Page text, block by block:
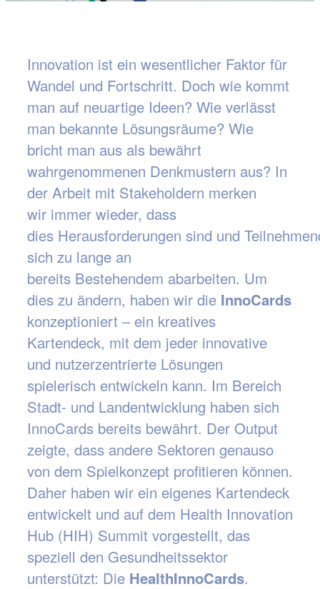
Innovation ist ein wesentlicher Faktor für
Wandel und Fortschritt. Doch wie kommt
man auf neuartige Ideen? Wie verlässt
man bekannte Lösungsräume? Wie
bricht man aus als bewährt
wahrgenommenen Denkmustern aus? In
der Arbeit mit Stakeholdern merken
wir immer wieder, dass
dies Herausforderungen sind und
sich zu lange an
bereits Bestehendem abarbeiten. Um
dies zu ändern, haben wir die InnoCards
konzeptioniert – ein kreatives
Kartendeck, mit dem jeder innovative
und nutzerzentrierte Lösungen
spielerisch entwickeln kann. Im Bereich
Stadt- und Landentwicklung haben sich
InnoCards bereits bewährt. Der Output
zeigte, dass andere Sektoren genauso
von dem Spielkonzept profitieren können.
Daher haben wir ein eigenes Kartendeck
entwickelt und auf dem Health Innovation
Hub (HIH) Summit vorgestellt, das
speziell den Gesundheitssektor
unterstützt: Die HealthInnoCards.